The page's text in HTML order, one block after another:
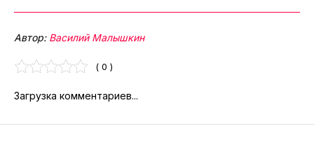
Автор: Василий Малышкин
( 0 )
Загрузка комментариев...